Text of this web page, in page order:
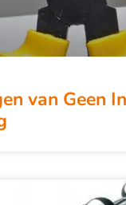
van Geen